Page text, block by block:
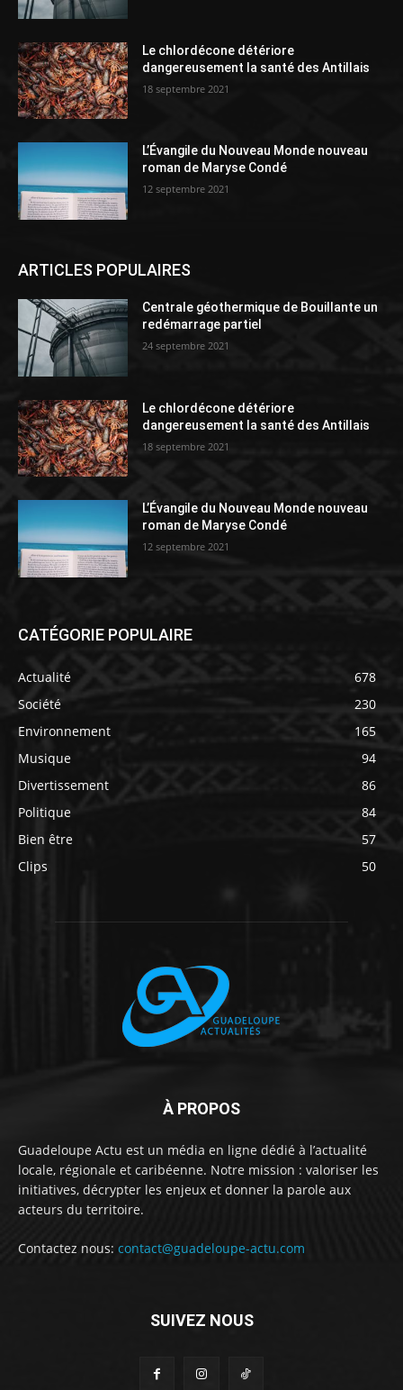
Le chlordécone détériore
dangereusement la santé des Antillais
18 septembre 2021
L’Évangile du Nouveau Monde nouveau
roman de Maryse Condé
12 septembre 2021
ARTICLES POPULAIRES
Centrale géothermique de Bouillante un
redémarrage partiel
24 septembre 2021
Le chlordécone détériore
dangereusement la santé des Antillais
18 septembre 2021
L’Évangile du Nouveau Monde nouveau
roman de Maryse Condé
12 septembre 2021
CATÉGORIE POPULAIRE
Actualité
678
Société
230
Environnement
165
Musique
94
Divertissement
86
Politique
84
Bien être
57
Clips
50
À PROPOS
Guadeloupe Actu est un média en ligne dédié à l’actualité
locale, régionale et caribéenne. Notre mission : valoriser les
initiatives, décrypter les enjeux et donner la parole aux
acteurs du territoire.
Contactez nous: contact@guadeloupe-actu.com
SUIVEZ NOUS